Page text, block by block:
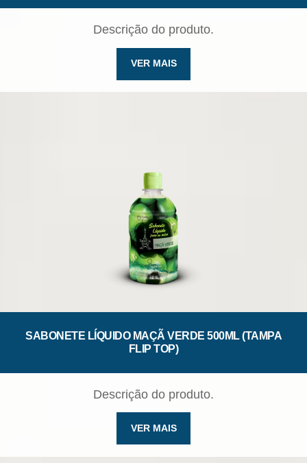
Descrição do produto.
VER MAIS
SABONETE LÍQUIDO MAÇÃ VERDE 500ML (TAMPA
FLIP TOP)
Descrição do produto.
VER MAIS